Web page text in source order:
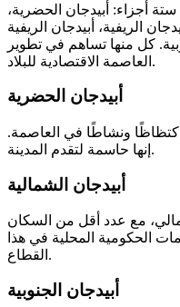
أجزاء: أبيدجان الحضرية،
الريفية، أبيدجان الريفية
كل منها تساهم في تطوير
العاصمة الاقتصادية للبلاد.
أبيدجان الحضرية
اكتظاظًا ونشاطًا في العاصمة.
إنها حاسمة لتقدم المدينة.
أبيدجان الشمالية
مع عدد أقل من السكان
الحكومية المحلية في هذا
القطاع.
أبيدجان الجنوبية